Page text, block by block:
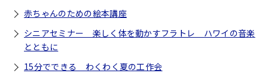
赤ちゃんのための絵本講座
シニアセミナー 楽しく体を動かすフラトレ ハワイの音楽
とともに
15分でできる わくわく夏の工作会